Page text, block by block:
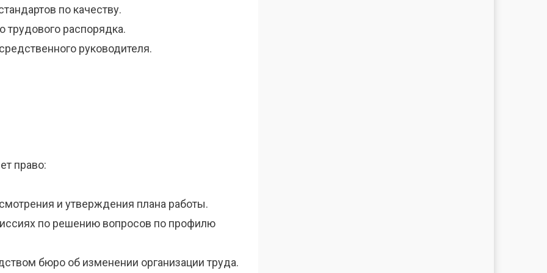
по качеству.
трудового распорядка.
руководителя.
право:
и утверждения плана работы.
по решению вопросов по профилю
бюро об изменении организации труда.